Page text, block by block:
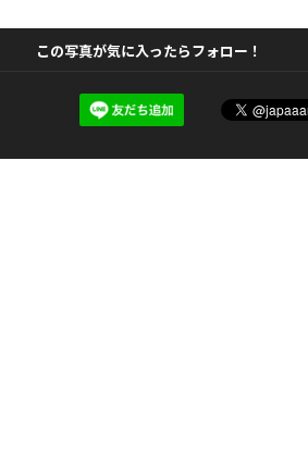
この写真が気に入ったらフォロー！